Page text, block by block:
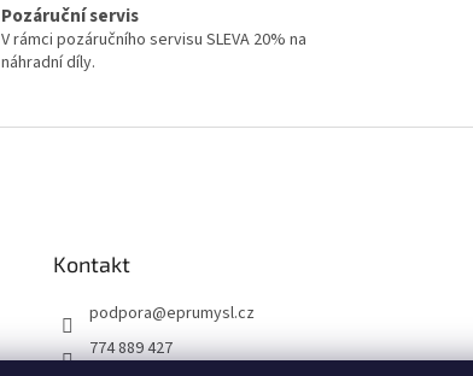
Pozáruční servis
V rámci pozáručního servisu SLEVA 20% na
náhradní díly.
Kontakt
podpora@eprumysl.cz
774 889 427